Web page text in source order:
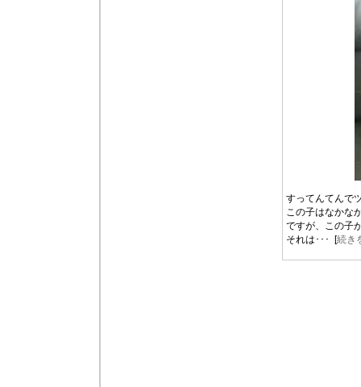
すってんてんで
この子はなかな
ですが、この子
それは･･･ [続き